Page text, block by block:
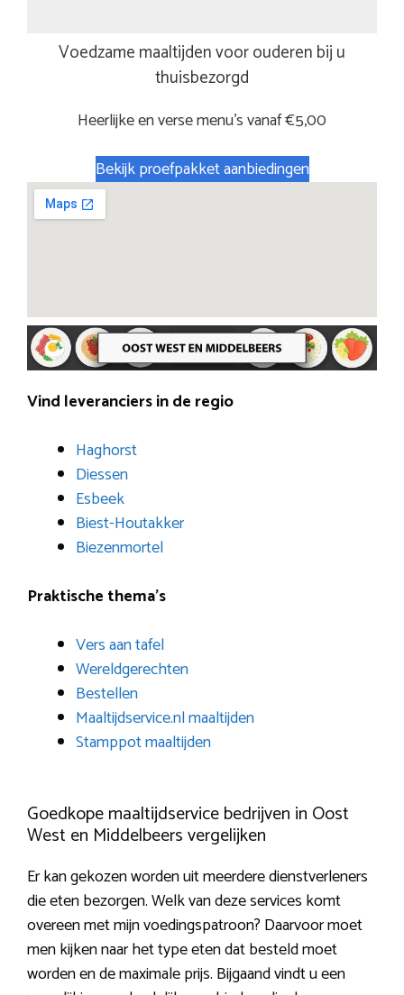
Voedzame maaltijden voor ouderen bij u
thuisbezorgd
Heerlijke en verse menu’s vanaf €5,00
Bekijk proefpakket aanbiedingen
Vind leveranciers in de regio
Haghorst
Diessen
Esbeek
Biest-Houtakker
Biezenmortel
Praktische thema’s
Vers aan tafel
Wereldgerechten
Bestellen
Maaltijdservice.nl maaltijden
Stamppot maaltijden
Goedkope maaltijdservice bedrijven in Oost
West en Middelbeers vergelijken
Er kan gekozen worden uit meerdere dienstverleners
die eten bezorgen. Welk van deze services komt
overeen met mijn voedingspatroon? Daarvoor moet
men kijken naar het type eten dat besteld moet
worden en de maximale prijs. Bijgaand vindt u een